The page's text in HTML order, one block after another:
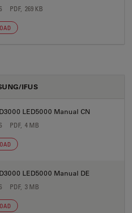
PDF, 269 KB
IFUS
LED5000 Manual CN
PDF, 4 MB
LED5000 Manual DE
PDF, 3 MB